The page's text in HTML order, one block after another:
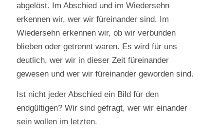
abgelöst. Im Abschied und im Wiedersehn
erkennen wir, wer wir füreinander sind. Im
Wiedersehn erkennen wir, ob wir verbunden
blieben oder getrennt waren. Es wird für uns
deutlich, wer wir in dieser Zeit füreinander
gewesen und wer wir füreinander geworden sind.
Ist nicht jeder Abschied ein Bild für den
endgültigen? Wir sind gefragt, wer wir einander
sein wollen im letzten.